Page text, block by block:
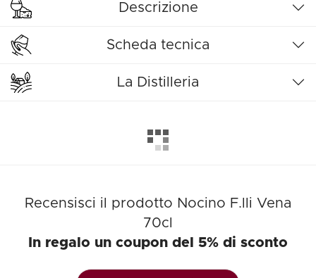
Descrizione
Scheda tecnica
La Distilleria
Recensisci il prodotto Nocino F.lli Vena
70cl
In regalo un coupon del 5% di sconto